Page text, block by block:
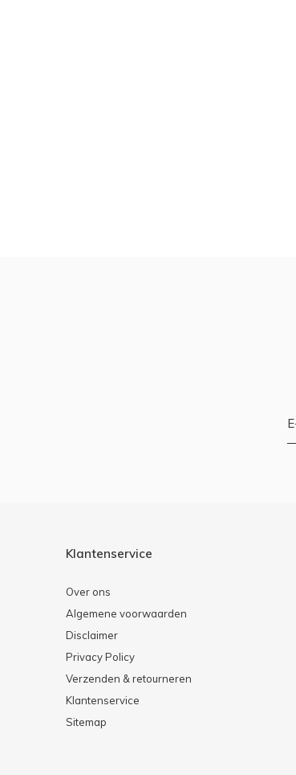
Klantenservice
Over ons
Algemene voorwaarden
Disclaimer
Privacy Policy
Verzenden & retourneren
Klantenservice
Sitemap